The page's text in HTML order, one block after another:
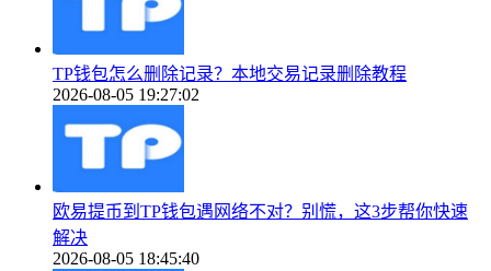
TP钱包怎么删除记录？本地交易记录删除教程
2026-08-05 19:27:02
欧易提币到TP钱包遇网络不对？别慌，这3步帮你快速
解决
2026-08-05 18:45:40